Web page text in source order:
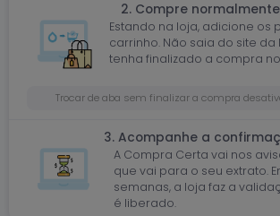
2. Compre normalmente
Estando na loja, adicione os
carrinho. Não saia do site da
tenha finalizado a compra
Trocar de aba sem finalizar a compra
3. Acompanhe a
A Compra Certa vai nos
que vai para o seu extrato.
semanas, a loja faz a
é liberado.